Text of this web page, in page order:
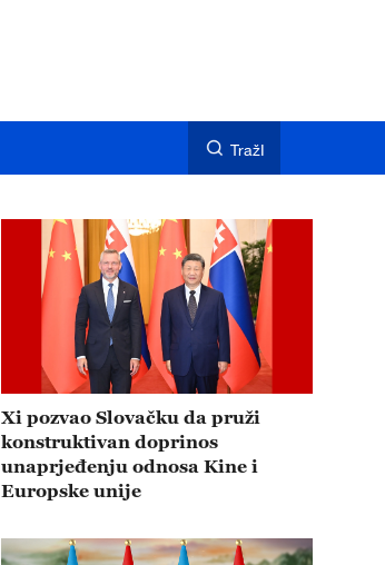
TražI
Xi pozvao Slovačku da pruži
konstruktivan doprinos
unaprjeđenju odnosa Kine i
Europske unije